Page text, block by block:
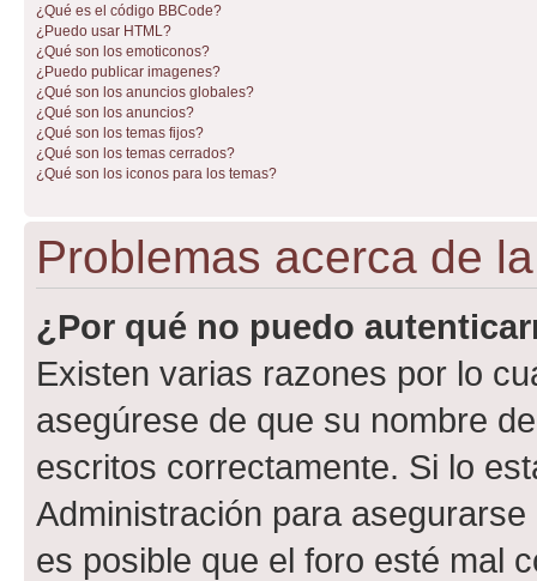
¿Qué es el código BBCode?
¿Puedo usar HTML?
¿Qué son los emoticonos?
¿Puedo publicar imagenes?
¿Qué son los anuncios globales?
¿Qué son los anuncios?
¿Qué son los temas fijos?
¿Qué son los temas cerrados?
¿Qué son los iconos para los temas?
Problemas acerca de
¿Por qué no puedo
Existen varias razones por lo
asegúrese de que su nombre
escritos correctamente. Si lo
Administración para
es posible que el foro esté mal